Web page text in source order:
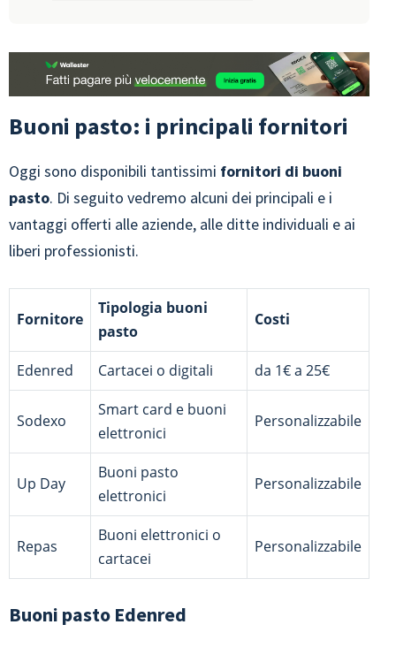
Buoni pasto: i principali fornitori
Oggi sono disponibili tantissimi fornitori di buoni
pasto. Di seguito vedremo alcuni dei principali e i
vantaggi offerti alle aziende, alle ditte individuali e ai
liberi professionisti.
Fornitore
Tipologia buoni
pasto
Costi
Edenred Cartacei o digitali da 1€ a 25€
Sodexo
Smart card e buoni
elettronici
Personalizzabile
Up Day
Buoni pasto
elettronici
Personalizzabile
Repas
Buoni elettronici o
cartacei
Personalizzabile
Buoni pasto Edenred